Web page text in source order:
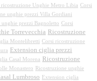
ricostruzione Unghie Metro Libia Corsi
unghie prezzi Villa Gordiani
prezzi Bagnoletto Corsi
Torrevecchia Ricostruzione
Montelibretti Corsi ricostruzione
Extension ciglia prezzi
Casal Morena Ricostruzione
Monastero
Ricostruzione unghie
Lumbroso
Extension ciglia